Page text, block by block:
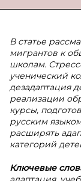
В статье
мигрантов к
школам.
ученический
дезадаптация
реализации
курсы,
русским
расширять
категорий
Ключевые